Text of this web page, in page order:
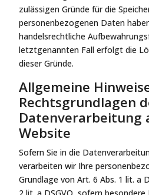
zulässigen Gründe für die
personenbezogenen Daten
handelsrechtliche
letztgenannten Fall erfolgt die
dieser Gründe.
Allgemeine
Rechtsgrundlagen
Datenverarbeitung
Website
Sofern Sie in die
verarbeiten wir Ihre
Grundlage von Art. 6 Abs. 1 lit. a